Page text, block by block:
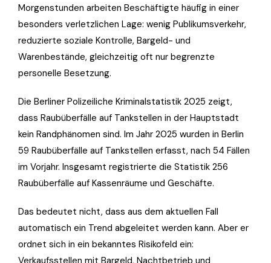
Morgenstunden arbeiten Beschäftigte häufig in einer
besonders verletzlichen Lage: wenig Publikumsverkehr,
reduzierte soziale Kontrolle, Bargeld- und
Warenbestände, gleichzeitig oft nur begrenzte
personelle Besetzung.
Die Berliner Polizeiliche Kriminalstatistik 2025 zeigt,
dass Raubüberfälle auf Tankstellen in der Hauptstadt
kein Randphänomen sind. Im Jahr 2025 wurden in Berlin
59 Raubüberfälle auf Tankstellen erfasst, nach 54 Fällen
im Vorjahr. Insgesamt registrierte die Statistik 256
Raubüberfälle auf Kassenräume und Geschäfte.
Das bedeutet nicht, dass aus dem aktuellen Fall
automatisch ein Trend abgeleitet werden kann. Aber er
ordnet sich in ein bekanntes Risikofeld ein:
Verkaufsstellen mit Bargeld, Nachtbetrieb und